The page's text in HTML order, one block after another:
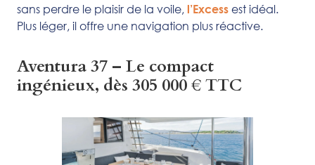
sans perdre le plaisir de la voile, l’Excess est idéal.
Plus léger, il offre une navigation plus réactive.
Aventura 37 – Le compact
ingénieux, dès 305 000 € TTC